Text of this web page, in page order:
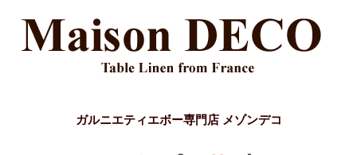
ガルニエティエボー専門店 メゾンデコ